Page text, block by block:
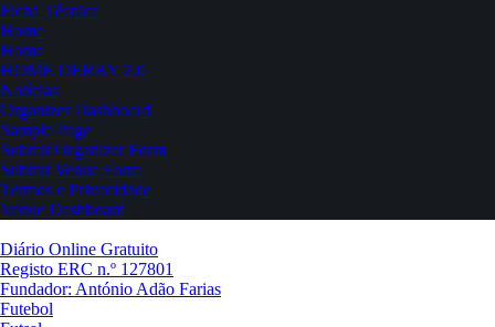
Ficha Técnica
Home
Home
HOME DERBY 2.0
Notícias
Organizer Dashboard
Sample Page
Submit Organizer Form
Submit Venue Form
Termos e Privacidade
Venue Dashboard
Diário Online Gratuito
Registo ERC n.º 127801
Fundador: António Adão Farias
Futebol